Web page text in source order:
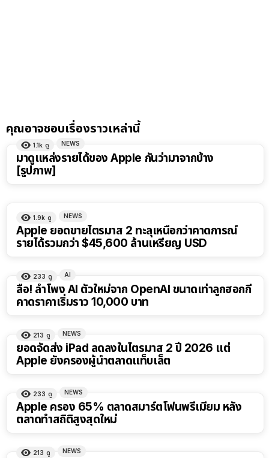
คุณอาจชอบเรื่องราวเหล่านี้
1.1k ดู NEWS
มาดูแหล่งรายได้ของ Apple กันว่ามาจากบ้าง
[รูปภาพ]
1.9k ดู NEWS
Apple ยอดขายไตรมาส 2 ทะลุเหนือกว่าคาดการณ์
รายได้รวมกว่า $45,600 ล้านเหรียญ USD
233 ดู AI
ลือ! ลำโพง AI ตัวใหม่จาก OpenAI ขนาดเท่าลูกฮอกกี้
คาดราคาเริ่มราว 10,000 บาท
213 ดู NEWS
ยอดจัดส่ง iPad ลดลงในไตรมาส 2 ปี 2026 แต่
Apple ยังครองผู้นำตลาดแท็บเล็ต
233 ดู NEWS
Apple ครอง 65% ตลาดสมาร์ตโฟนพรีเมียม หลัง
ตลาดทำสถิติสูงสุดใหม่
213 ดู NEWS